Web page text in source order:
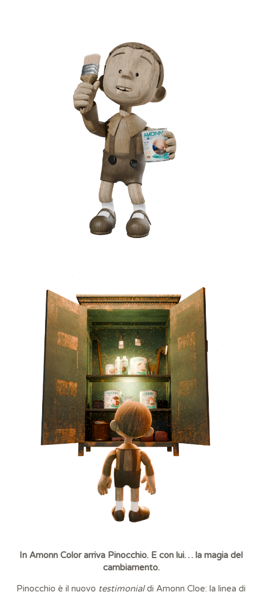
In Amonn Color arriva Pinocchio. E con lui… la magia del
cambiamento.
Pinocchio è il nuovo testimonialdi Amonn Cloe: la linea di